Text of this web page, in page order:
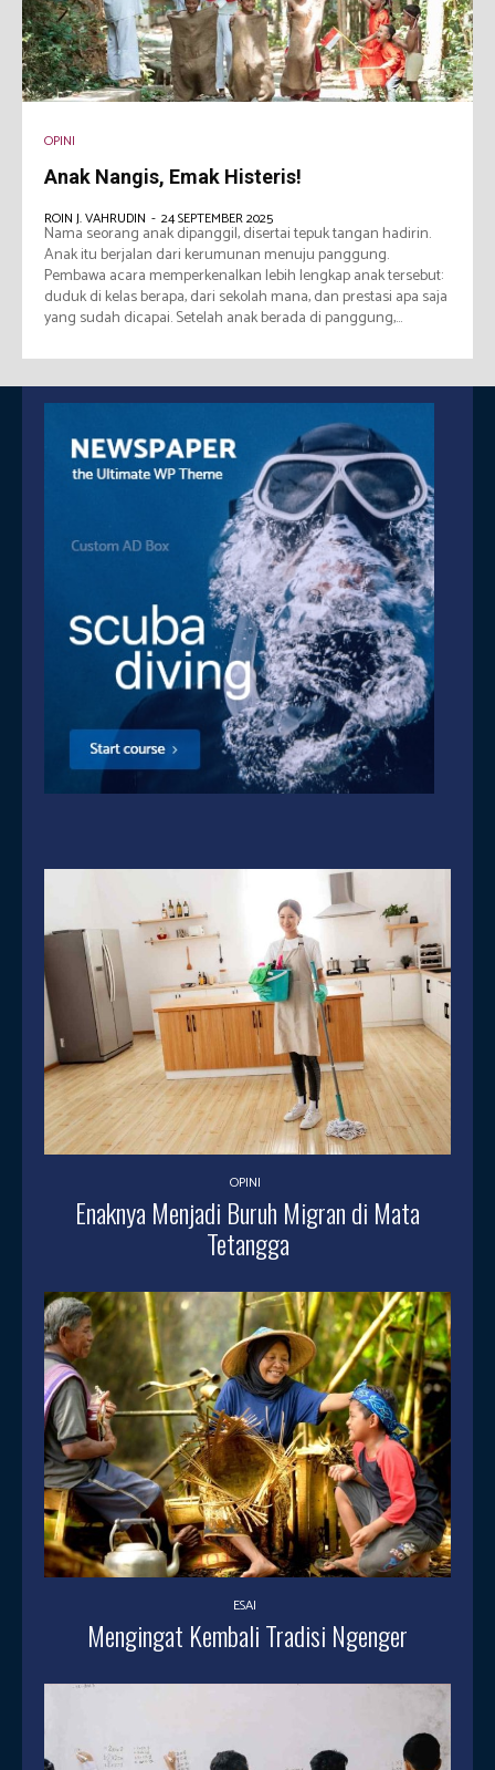
OPINI
Anak Nangis, Emak Histeris!
ROIN J. VAHRUDIN - 24 SEPTEMBER 2025
Nama seorang anak dipanggil, disertai tepuk tangan hadirin.
Anak itu berjalan dari kerumunan menuju panggung.
Pembawa acara memperkenalkan lebih lengkap anak tersebut:
duduk di kelas berapa, dari sekolah mana, dan prestasi apa saja
yang sudah dicapai. Setelah anak berada di panggung,...
OPINI
Enaknya Menjadi Buruh Migran di Mata
Tetangga
ESAI
Mengingat Kembali Tradisi Ngenger